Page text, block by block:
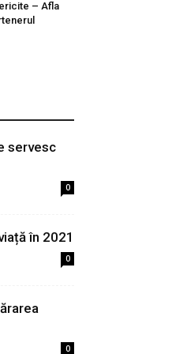
– Afla
servesc
0
în 2021
0
0